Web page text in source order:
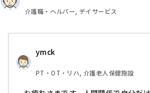
当時、現場にいた関係者に事情聴取を
リエーションも止まらなかったし、
かったので思ったほど大声を出して
がなんと言っても、私は、あの時、大
怖を感じた』とずっと言い続けていて
に、敵意というより憎悪をむき出しに
てきました。
介護職・ヘルパー, デイサービス
ymck
PT・OT・リハ, 介護老人保健施設